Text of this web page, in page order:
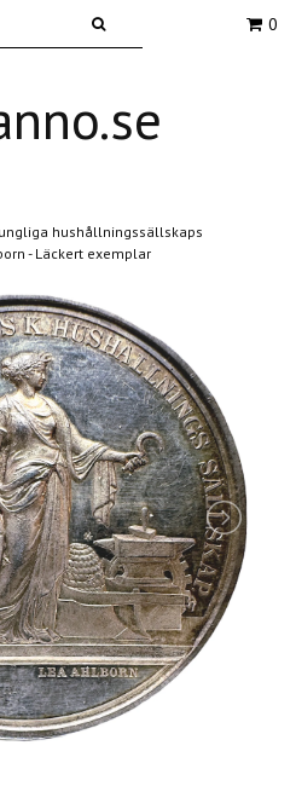
0
hushållningssällskaps
- Läckert exemplar